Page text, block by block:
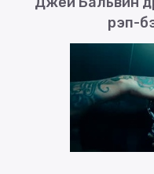
рэп-